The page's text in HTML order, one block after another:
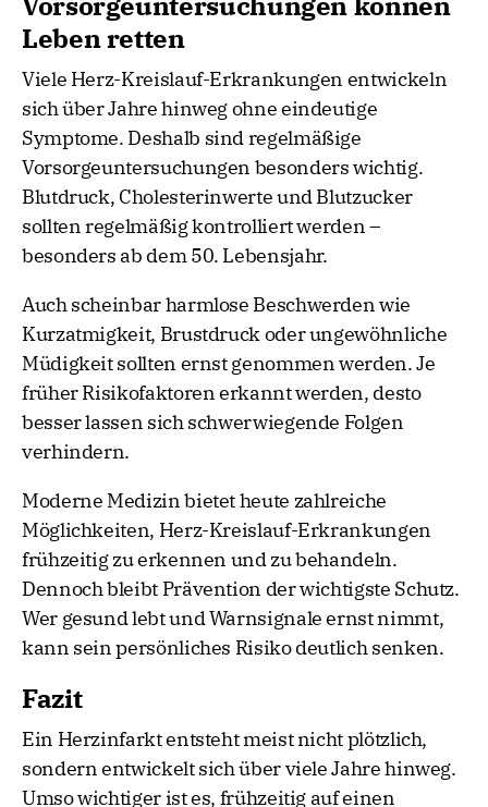
Leben retten
Viele Herz-Kreislauf-Erkrankungen entwickeln
sich über Jahre hinweg ohne eindeutige
Symptome. Deshalb sind regelmäßige
Vorsorgeuntersuchungen besonders wichtig.
Blutdruck, Cholesterinwerte und Blutzucker
sollten regelmäßig kontrolliert werden –
besonders ab dem 50. Lebensjahr.
Auch scheinbar harmlose Beschwerden wie
Kurzatmigkeit, Brustdruck oder ungewöhnliche
Müdigkeit sollten ernst genommen werden. Je
früher Risikofaktoren erkannt werden, desto
besser lassen sich schwerwiegende Folgen
verhindern.
Moderne Medizin bietet heute zahlreiche
Möglichkeiten, Herz-Kreislauf-Erkrankungen
frühzeitig zu erkennen und zu behandeln.
Dennoch bleibt Prävention der wichtigste Schutz.
Wer gesund lebt und Warnsignale ernst nimmt,
kann sein persönliches Risiko deutlich senken.
Fazit
Ein Herzinfarkt entsteht meist nicht plötzlich,
sondern entwickelt sich über viele Jahre hinweg.
Umso wichtiger ist es, frühzeitig auf einen